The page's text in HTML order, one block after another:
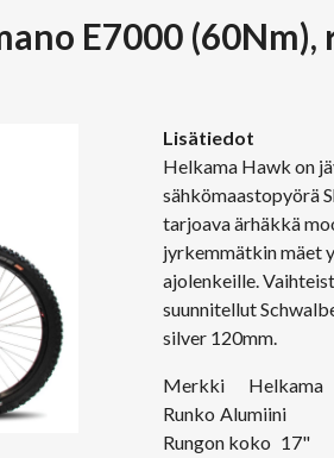
E7000 (60Nm),
Lisätiedot
Helkama Hawk on
sähkömaastopyörä
tarjoava ärhäkkä
jyrkemmätkin mäet
ajolenkeille.
suunnitellut
silver 120mm.
Merkki
Helkama
Runko Alumiini
Rungon koko 17"